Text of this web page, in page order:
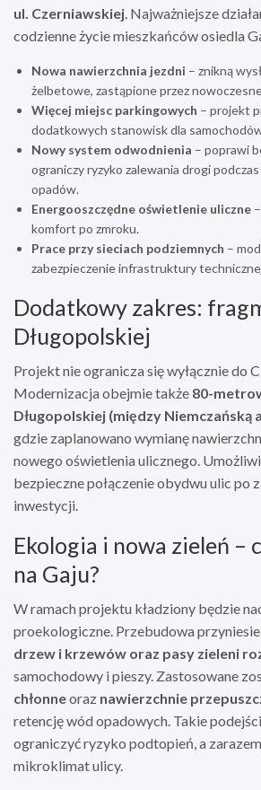
ul. Czerniawskiej. Najważniejsze
codzienne życie mieszkańców osiedla
Nowa nawierzchnia jezdni – znikną
żelbetowe, zastąpione przez
Więcej miejsc parkingowych – projekt
dodatkowych stanowisk dla
Nowy system odwodnienia – poprawi
ograniczy ryzyko zalewania drogi
opadów.
Energooszczędne oświetlenie uliczne
komfort po zmroku.
Prace przy sieciach podziemnych –
zabezpieczenie infrastruktury
Dodatkowy zakres:
Długopolskiej
Projekt nie ogranicza się wyłącznie do
Modernizacja obejmie także 80-
Długopolskiej (między Niemczańską
gdzie zaplanowano wymianę
nowego oświetlenia ulicznego.
bezpieczne połączenie obydwu ulic po
inwestycji.
Ekologia i nowa zieleń –
na Gaju?
W ramach projektu kładziony będzie
proekologiczne. Przebudowa przyniesie
drzew i krzewów oraz pasy zieleni
samochodowy i pieszy. Zastosowane
chłonneoraz nawierzchnie
retencję wód opadowych. Takie
ograniczyć ryzyko podtopień, a
mikroklimat ulicy.